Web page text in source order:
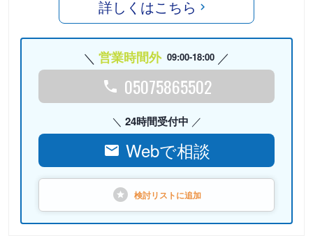
詳しくはこちら
営業時間外 09:00-18:00
05075865502
24時間受付中
Webで相談
検討リストに追加